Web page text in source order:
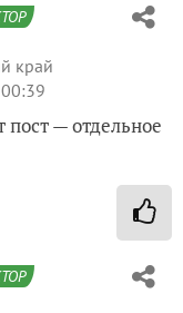
край
пост — отдельное